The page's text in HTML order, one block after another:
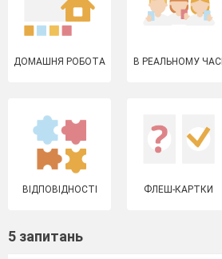
ДОМАШНЯ РОБОТА В РЕАЛЬНОМУ ЧАСІ
ВІДПОВІДНОСТІ ФЛЕШ-КАРТКИ
5 запитань